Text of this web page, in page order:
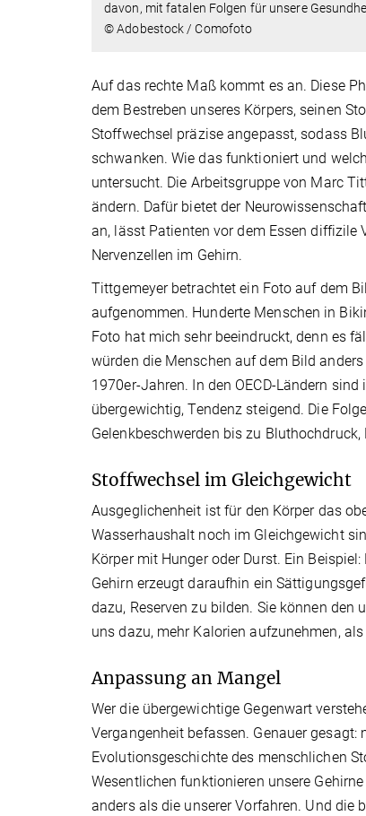
davon, mit fatalen Folgen für unsere
© Adobestock / Comofoto
Auf das rechte Maß kommt es an. Diese
dem Bestreben unseres Körpers, seinen
Stoffwechsel präzise angepasst, sodass
schwanken. Wie das funktioniert und
untersucht. Die Arbeitsgruppe von Marc
ändern. Dafür bietet der
an, lässt Patienten vor dem Essen
Nervenzellen im Gehirn.
Tittgemeyer betrachtet ein Foto auf dem
aufgenommen. Hunderte Menschen in
Foto hat mich sehr beeindruckt, denn es
würden die Menschen auf dem Bild
1970er-Jahren. In den OECD-Ländern
übergewichtig, Tendenz steigend. Die
Gelenkbeschwerden bis zu
Stoffwechsel im Gleichgewicht
Ausgeglichenheit ist für den Körper das
Wasserhaushalt noch im Gleichgewicht
Körper mit Hunger oder Durst. Ein
Gehirn erzeugt daraufhin ein
dazu, Reserven zu bilden. Sie können
uns dazu, mehr Kalorien aufzunehmen,
Anpassung an Mangel
Wer die übergewichtige Gegenwart
Vergangenheit befassen. Genauer gesagt:
Evolutionsgeschichte des menschlichen
Wesentlichen funktionieren unsere
anders als die unserer Vorfahren. Und die